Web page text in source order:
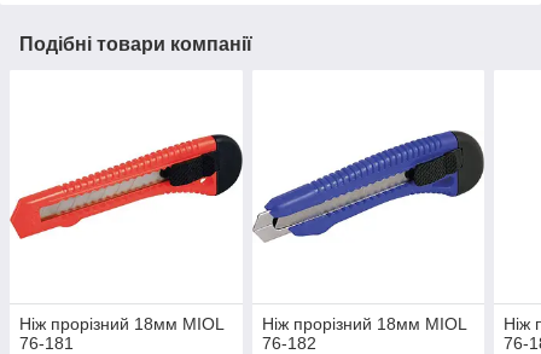
Подібні товари компанії
Ніж прорізний 18мм MIOL
76-181
Ніж прорізний 18мм MIOL
76-182
Ніж
76-